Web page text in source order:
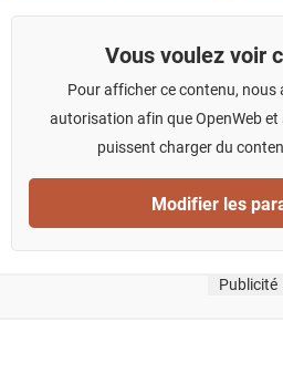
Vous voulez voir
Pour afficher ce contenu, nous
autorisation afin que OpenWeb
puissent charger du
Modifier les
Publicité